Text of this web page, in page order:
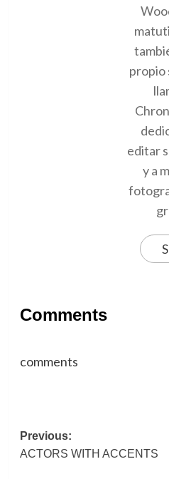
propio
editar
y a
Comments
comments
Post
navigation
Previous:
ACTORS WITH ACCENTS